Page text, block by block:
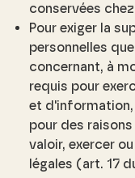
conservées
Pour exiger la
personnelles
concernant, à
requis pour
et d'information,
pour des
valoir, exercer
légales (art. 17